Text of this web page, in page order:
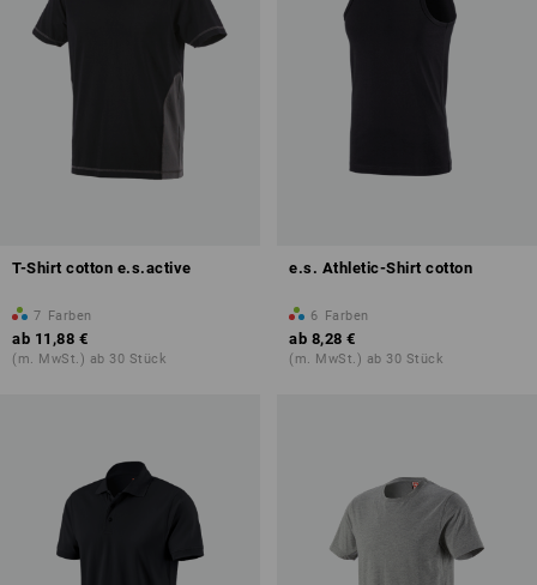
T-Shirt cotton e.s.active
7 Farben
ab 11,88 €
(m. MwSt.) ab 30 Stück
e.s. Athletic-Shirt cotton
6 Farben
ab 8,28 €
(m. MwSt.) ab 30 Stück